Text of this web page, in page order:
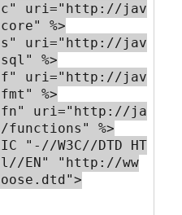
uri="http://jav
%>
uri="http://jav
%>
uri="http://jav
%>
uri="http://ja
%>
"-//W3C//DTD HT
EN" "http://ww